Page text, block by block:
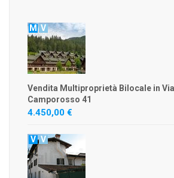
M V
Vendita Multiproprietà Bilocale in
Camporosso 41
4.450,00 €
V V